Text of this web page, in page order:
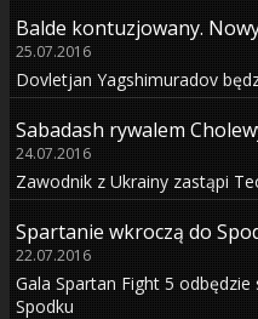
Balde kontuzjowany.
25.07.2016
Dovletjan Yagshimuradov
Sabadash rywalem
24.07.2016
Zawodnik z Ukrainy zastąpi
Spartanie wkroczą do
22.07.2016
Gala Spartan Fight 5
Spodku